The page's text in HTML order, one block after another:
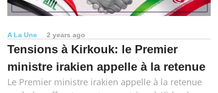
A La Une 2 years ago
Tensions à Kirkouk: le Premier
ministre irakien appelle à la retenue
Le Premier ministre irakien appelle à la retenue